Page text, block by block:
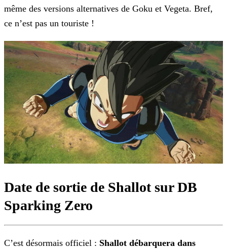
même des versions alternatives de Goku et Vegeta. Bref,
ce n’est pas un touriste !
Date de sortie de Shallot sur DB
Sparking Zero
C’est désormais officiel : Shallot débarquera dans